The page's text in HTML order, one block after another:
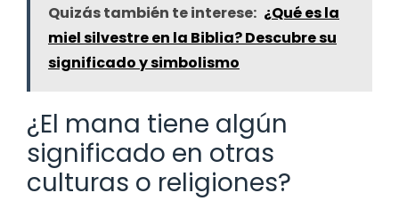
Quizás también te interese: ¿Qué es la
miel silvestre en la Biblia? Descubre su
significado y simbolismo
¿El mana tiene algún
significado en otras
culturas o religiones?